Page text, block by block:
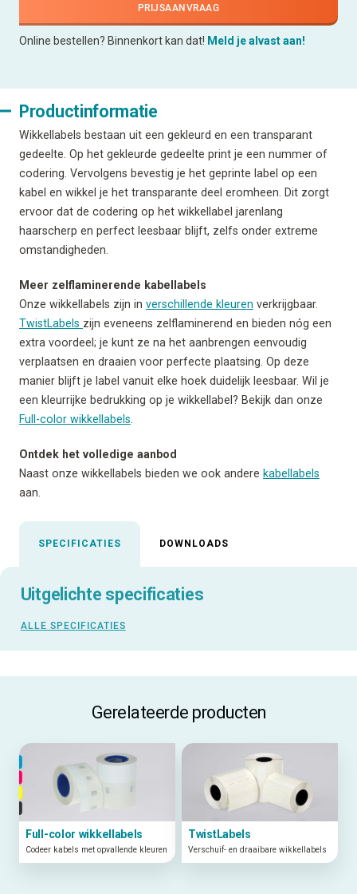
PRIJSAANVRAAG
Online bestellen? Binnenkort kan dat! Meld je alvast aan!
Productinformatie
Wikkellabels bestaan uit een gekleurd en een transparant
gedeelte. Op het gekleurde gedeelte print je een nummer of
codering. Vervolgens bevestig je het geprinte label op een
kabel en wikkel je het transparante deel eromheen. Dit zorgt
ervoor dat de codering op het wikkellabel jarenlang
haarscherp en perfect leesbaar blijft, zelfs onder extreme
omstandigheden.
Meer zelflaminerende kabellabels
Onze wikkellabels zijn in verschillende kleuren verkrijgbaar.
TwistLabels zijn eveneens zelflaminerend en bieden nóg een
extra voordeel; je kunt ze na het aanbrengen eenvoudig
verplaatsen en draaien voor perfecte plaatsing. Op deze
manier blijft je label vanuit elke hoek duidelijk leesbaar. Wil je
een kleurrijke bedrukking op je wikkellabel? Bekijk dan onze
Full-color wikkellabels
Ontdek het volledige aanbod
Naast onze wikkellabels bieden we ook andere kabellabels
aan.
SPECIFICATIES DOWNLOADS
Uitgelichte specificaties
ALLE SPECIFICATIES
Gerelateerde producten
Full-color wikkellabels
Codeer kabels met opvallende kleuren
TwistLabels
Verschuif- en draaibare wikkellabels